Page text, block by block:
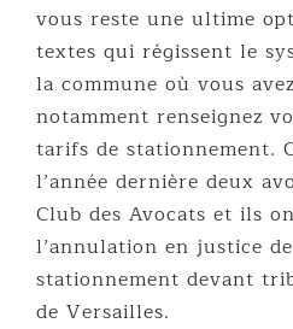
vous reste une ultime
textes qui régissent le
la commune où vous
notamment renseignez
tarifs de stationnement.
l’année dernière deux
Club des Avocats et ils
l’annulation en justice
stationnement devant
de Versailles.